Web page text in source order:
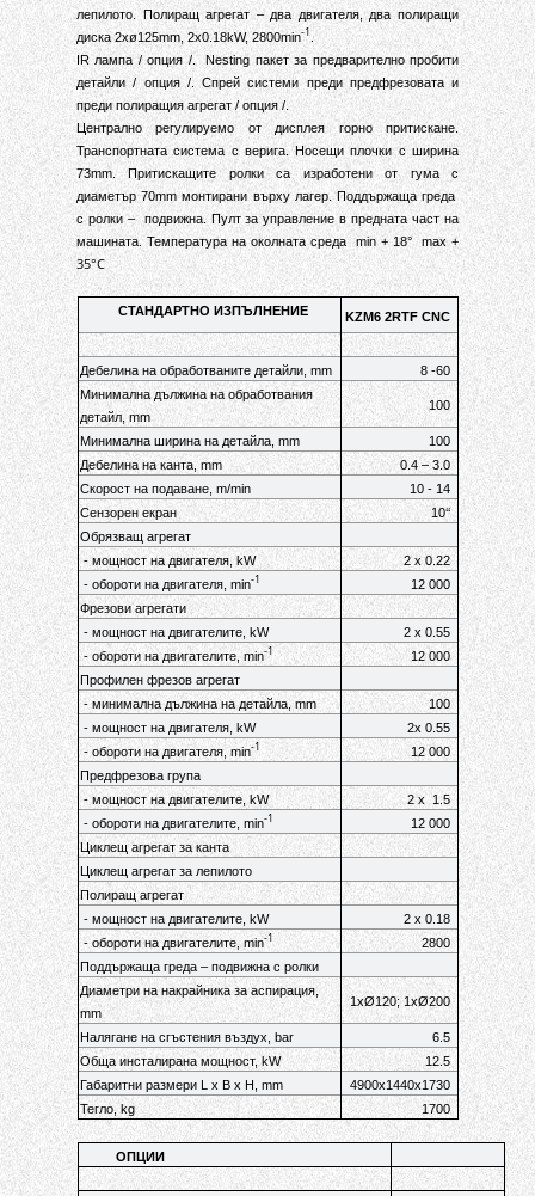
лепилото. Полиращ агрегат – два двигателя, два полиращи
диска 2хø125mm, 2x0.18kW, 2800min-1 .
IR лампа / опция /.
Nesting пакет за предварително пробити
детайли / опция /. Спрей системи преди предфрезовата и
преди полиращия агрегат / опция /.
Централно регулируемо от дисплея горно притискане.
Транспортната система с верига. Носещи плочки с ширина
73mm. Притискащите ролки са изработени от гума с
диаметър 70mm монтирани върху лагер. Поддържаща греда
с ролки –
подвижна. Пулт за управление в предната част на
машината. Температура на околната среда
min + 18° max +
35°C
СТАНДАРТНО ИЗПЪЛНЕНИЕ KZM62RTF CNC
Дебелина на обработваните детайли, mm
8 -60
Минимална дължина на обработвания
детайл, mm
100
Минимална ширина на детайла, mm
100
Дебелина на канта, mm
0.4 – 3.0
Скорост на подаване, m/min
10 - 14
Сензорен екран
10‘‘
Обрязващ агрегат
- мощност на двигателя, kW
2 х 0.22
- обороти на двигателя, min-1
12 000
Фрезови агрегати
- мощност на двигателите, kW
2 х 0.55
- обороти на двигателите, min-1
12 000
Профилен фрезов агрегат
- минимална дължина на детайла, mm
100
- мощност на двигателя, kW
2х 0.55
- обороти на двигателя, min-1
12 000
Предфрезова група
- мощност на двигателите, kW
2 x 1 .5
- обороти на двигателите, min-1
12 000
Циклещ агрегат за канта
Циклещ агрегат за лепилото
Полиращ агрегат
- мощност на двигателите, kW
2 x 0.18
- обороти на двигателите, min-1
2800
Поддържаща греда – подвижна с ролки
Диаметри на накрайника за аспирация,
mm
1xØ120; 1xØ200
Налягане на сгъстения въздух, bar
6.5
Обща инсталирана мощност, kW
12.5
Габаритни размери L х B х H, mm
4900х1440х1730
Тегло, kg
1700
ОПЦИИ